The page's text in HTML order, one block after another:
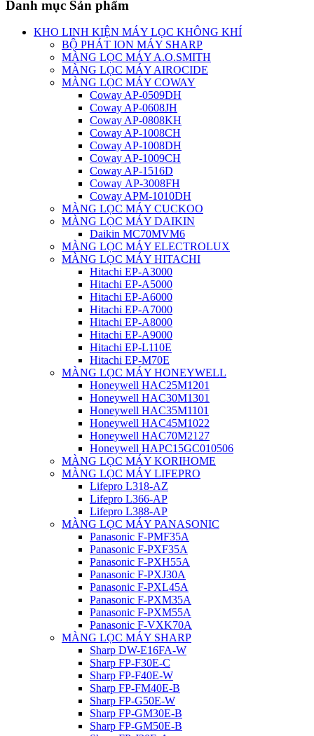
Danh mục Sản phẩm
KHO LINH KIỆN MÁY LỌC KHÔNG KHÍ
BỘ PHÁT ION MÁY SHARP
MÀNG LỌC MÁY A.O.SMITH
MÀNG LỌC MÁY AIROCIDE
MÀNG LỌC MÁY COWAY
Coway AP-0509DH
Coway AP-0608JH
Coway AP-0808KH
Coway AP-1008CH
Coway AP-1008DH
Coway AP-1009CH
Coway AP-1516D
Coway AP-3008FH
Coway APM-1010DH
MÀNG LỌC MÁY CUCKOO
MÀNG LỌC MÁY DAIKIN
Daikin MC70MVM6
MÀNG LỌC MÁY ELECTROLUX
MÀNG LỌC MÁY HITACHI
Hitachi EP-A3000
Hitachi EP-A5000
Hitachi EP-A6000
Hitachi EP-A7000
Hitachi EP-A8000
Hitachi EP-A9000
Hitachi EP-L110E
Hitachi EP-M70E
MÀNG LỌC MÁY HONEYWELL
Honeywell HAC25M1201
Honeywell HAC30M1301
Honeywell HAC35M1101
Honeywell HAC45M1022
Honeywell HAC70M2127
Honeywell HAPC15GC010506
MÀNG LỌC MÁY KORIHOME
MÀNG LỌC MÁY LIFEPRO
Lifepro L318-AZ
Lifepro L366-AP
Lifepro L388-AP
MÀNG LỌC MÁY PANASONIC
Panasonic F-PMF35A
Panasonic F-PXF35A
Panasonic F-PXH55A
Panasonic F-PXJ30A
Panasonic F-PXL45A
Panasonic F-PXM35A
Panasonic F-PXM55A
Panasonic F-VXK70A
MÀNG LỌC MÁY SHARP
Sharp DW-E16FA-W
Sharp FP-F30E-C
Sharp FP-F40E-W
Sharp FP-FM40E-B
Sharp FP-G50E-W
Sharp FP-GM30E-B
Sharp FP-GM50E-B